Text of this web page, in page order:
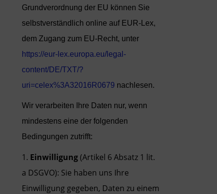
Grundverordnung der EU können Sie
selbstverständlich online auf EUR-Lex,
dem Zugang zum EU-Recht, unter
https://eur-lex.europa.eu/legal-
content/DE/TXT/?
uri=celex%3A32016R0679 nachlesen.
Wir verarbeiten Ihre Daten nur, wenn
mindestens eine der folgenden
Bedingungen zutrifft:
Einwilligung(Artikel 6 Absatz 1 lit.
a DSGVO): Sie haben uns Ihre
Einwilligung gegeben, Daten zu einem